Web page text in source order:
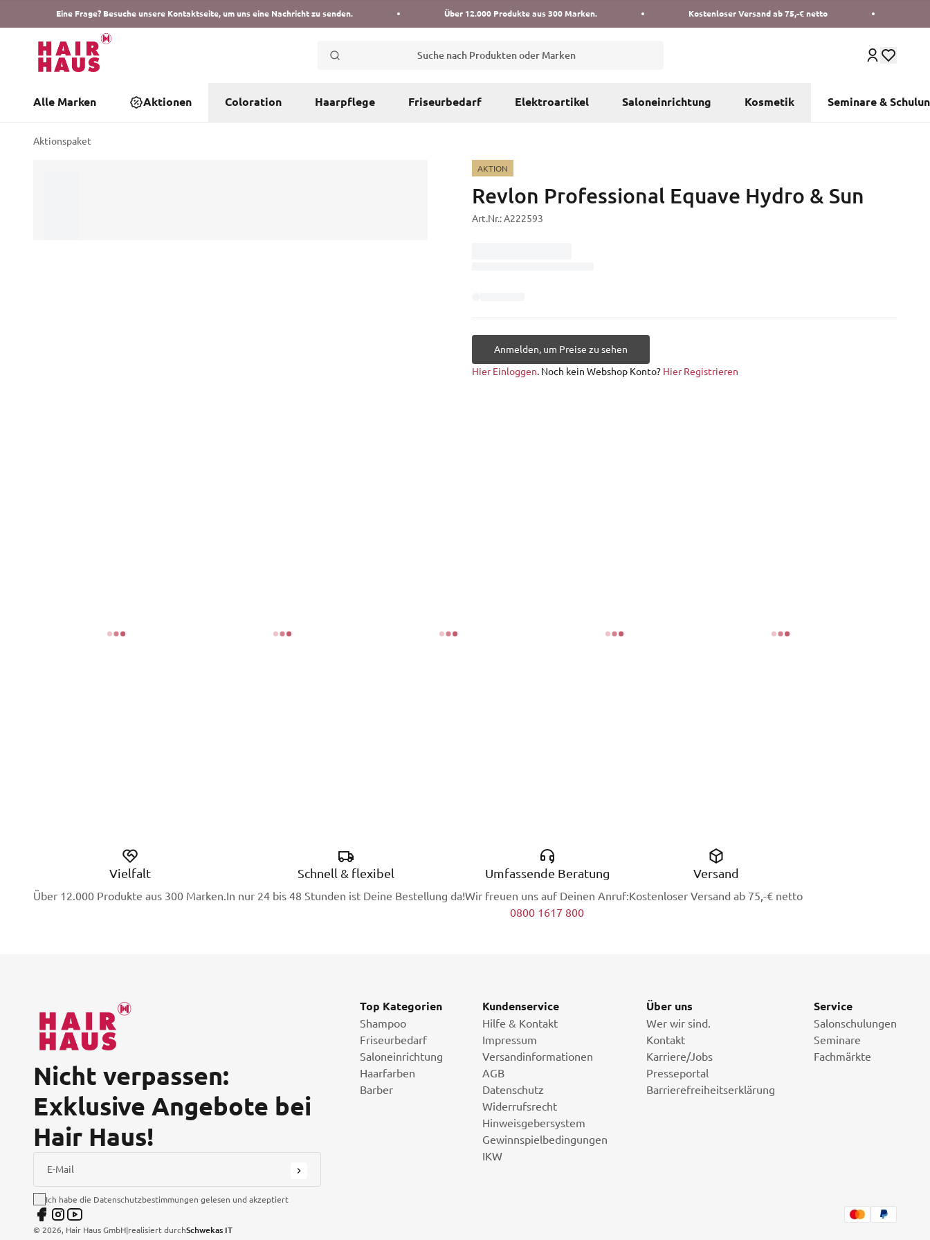
Eine Frage? Besuche unsere Kontaktseite, um uns eine Nachricht zu senden. Über 12.000 Produkte aus 300 Marken. Kostenloser Versand ab 75,-€ netto
Suche nach Produkten oder Marken
Alle Marken Aktionen Coloration Haarpflege Friseurbedarf Elektroartikel Saloneinrichtung Kosmetik Seminare &
Aktionspaket
AKTION
Revlon Professional Equave Hydro & Sun
Art.Nr.:A222593
Anmelden, um Preise zu sehen
Hier Einloggen. Noch kein Webshop Konto? Hier Registrieren
Vielfalt
Über 12.000 Produkte aus 300 Marken.
Schnell & flexibel
In nur 24 bis 48 Stunden ist Deine Bestellung da!
Umfassende Beratung
Wir freuen uns auf Deinen Anruf:
0800 1617 800
Versand
Kostenloser Versand ab 75,-€ netto
Nicht verpassen:
Exklusive Angebote bei
Hair Haus!
E-Mail
Ich habe die Datenschutzbestimmungen gelesen und akzeptiert
Top Kategorien
Shampoo
Friseurbedarf
Saloneinrichtung
Haarfarben
Barber
Kundenservice
Hilfe & Kontakt
Impressum
Versandinformationen
AGB
Datenschutz
Widerrufsrecht
Hinweisgebersystem
Gewinnspielbedingungen
IKW
Über uns
Wer wir sind.
Kontakt
Karriere/Jobs
Presseportal
Barrierefreiheitserklärung
Service
Salonschulungen
Seminare
Fachmärkte
© 2026, Hair Haus GmbH|realisiert durchSchwekas IT